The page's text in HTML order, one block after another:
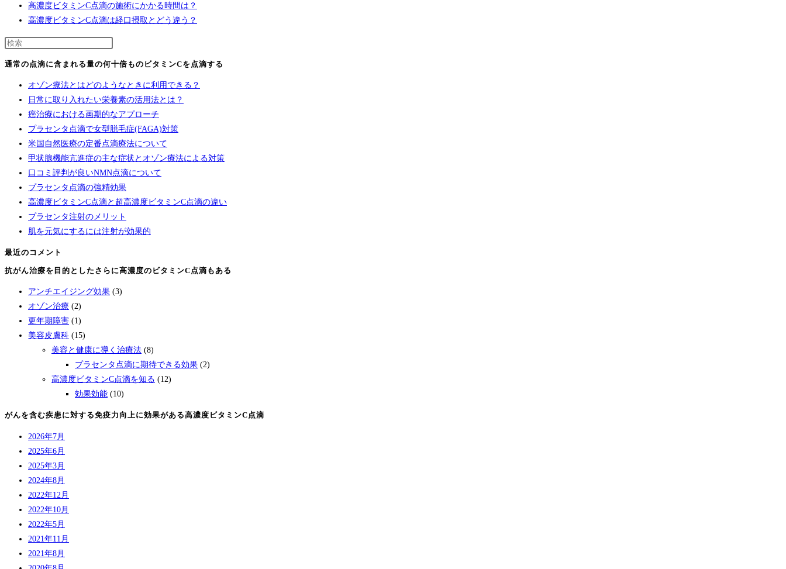
高濃度ビタミンC点滴の施術にかかる時間は？
高濃度ビタミンC点滴は経口摂取とどう違う？
通常の点滴に含まれる量の何⼗倍ものビタミンCを点滴する
オゾン療法とはどのようなときに利用できる？
日常に取り入れたい栄養素の活用法とは？
癌治療における画期的なアプローチ
プラセンタ点滴で女型脱毛症(FAGA)対策
米国自然医療の定番点滴療法について
甲状腺機能亢進症の主な症状とオゾン療法による対策
口コミ評判が良いNMN点滴について
プラセンタ点滴の強精効果
高濃度ビタミンC点滴と超高濃度ビタミンC点滴の違い
プラセンタ注射のメリット
肌を元気にするには注射が効果的
最近のコメント
抗がん治療を⽬的としたさらに高濃度のビタミンC点滴もある
アンチエイジング効果 (3)
オゾン治療 (2)
更年期障害 (1)
美容皮膚科 (15)
美容と健康に導く治療法 (8)
プラセンタ点滴に期待できる効果 (2)
高濃度ビタミンC点滴を知る (12)
効果効能 (10)
がんを含む疾患に対する免疫⼒向上に効果がある高濃度ビタミンC点滴
2026年7月
2025年6月
2025年3月
2024年8月
2022年12月
2022年10月
2022年5月
2021年11月
2021年8月